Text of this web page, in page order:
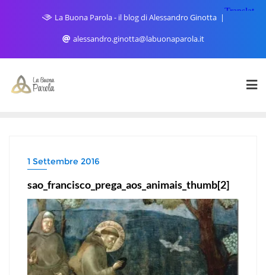
La Buona Parola - il blog di Alessandro Ginotta
alessandro.ginotta@labuonaparola.it
1 Settembre 2016
sao_francisco_prega_aos_animais_thumb[2]